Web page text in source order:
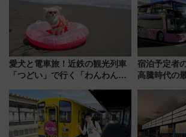
愛犬と電車旅！近鉄の観光列車
「つどい」で行く「わんわん列
める日帰りツアー
宿泊予定者
高騰時代の
した、推し
アルな懐事